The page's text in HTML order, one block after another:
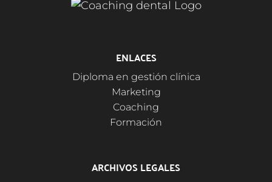
ENLACES
Diploma en gestión clínica
Marketing
Coaching
Formación
ARCHIVOS LEGALES